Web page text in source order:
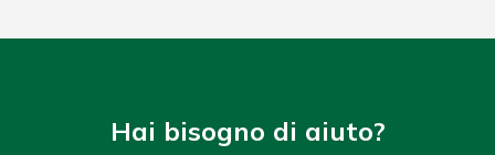
Hai bisogno di aiuto?